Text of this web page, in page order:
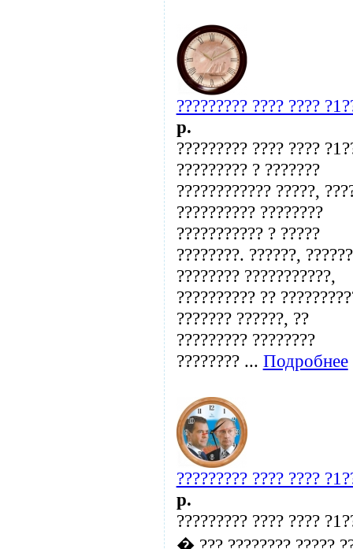
????????? ???? ????
p.
????????? ???? ????
????????? ? ???????
???????????? ?????,
?????????? ????????
??????????? ? ?????
????????. ??????,
???????? ???????????,
?????????? ??
??????? ??????, ??
????????? ????????
???????? ... Подробнее
????????? ???? ????
p.
????????? ???? ????